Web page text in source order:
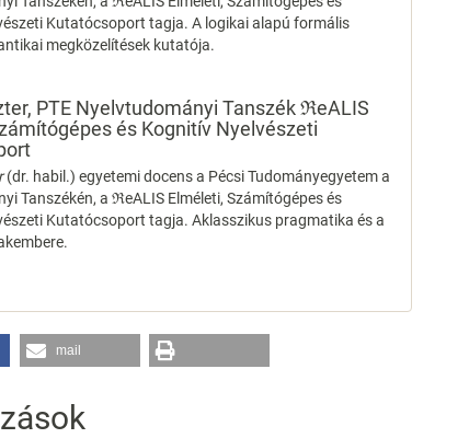
Kutatócsoport tagja. A logikai alapú formális
megközelítések kutatója.
PTE Nyelvtudományi Tanszék ℜeALIS
és Kognitív Nyelvészeti
(dr. habil.) egyetemi docens a Pécsi Tudományegyetem a
Tanszékén, a ℜeALIS Elméleti, Számítógépes és
Kutatócsoport tagja. Aklasszikus pragmatika és a
mail